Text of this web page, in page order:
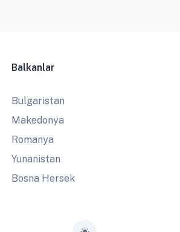
Balkanlar
Bulgaristan
Makedonya
Romanya
Yunanistan
Bosna Hersek